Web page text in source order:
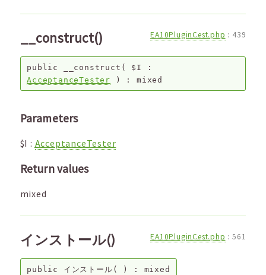
__construct() EA10PluginCest.php : 439
public __construct ( $I
:
AcceptanceTester
) :mixed
Parameters
$I : AcceptanceTester
Return values
mixed
インストール() EA10PluginCest.php : 561
public インストール ( ) : mixed